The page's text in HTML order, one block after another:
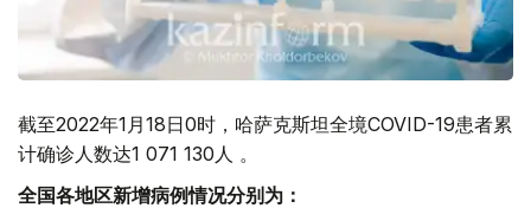
截至2022年1月18日0时，哈萨克斯坦全境COVID-19患者累
计确诊人数达1 071 130人 。
全国各地区新增病例情况分别为：